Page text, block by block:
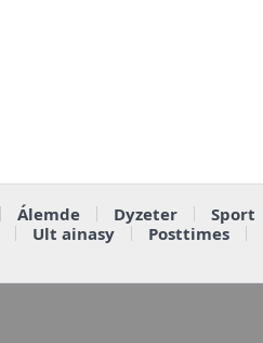
Álemde Dyzeter Sport
Ult ainasy Posttimes